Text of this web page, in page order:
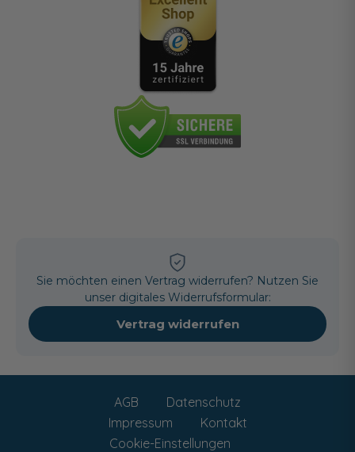
Sie möchten einen Vertrag widerrufen? Nutzen Sie
unser digitales Widerrufsformular:
Vertrag widerrufen
AGB
Datenschutz
Impressum
Kontakt
Cookie-Einstellungen